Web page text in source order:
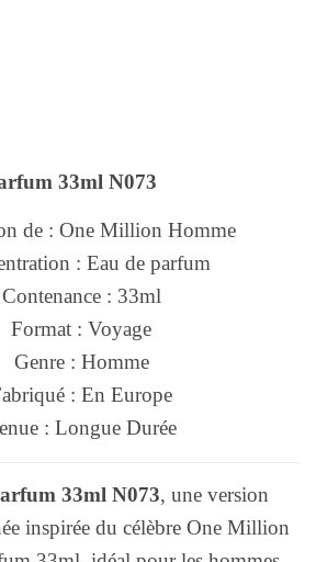
33ml N073
de : One Million Homme
: Eau de parfum
Contenance : 33ml
Format : Voyage
Genre : Homme
: En Europe
: Longue Durée
33ml N073, une version
inspirée du célèbre One Million